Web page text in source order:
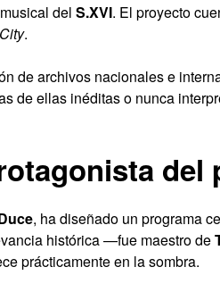
del S.XVI. El proyecto
.
de archivos nacionales e
de ellas inéditas o nunca
del
, ha diseñado un programa
histórica —fue maestro de
prácticamente en la sombra.